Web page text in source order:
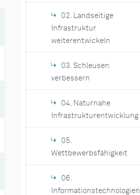
02. Landseitige
Infrastruktur
weiterentwickeln
03. Schleusen
verbessern
04. Naturnahe
Infrastrukturentwicklung
05.
Wettbewerbsfähigkeit
06.
Informationstechnologien